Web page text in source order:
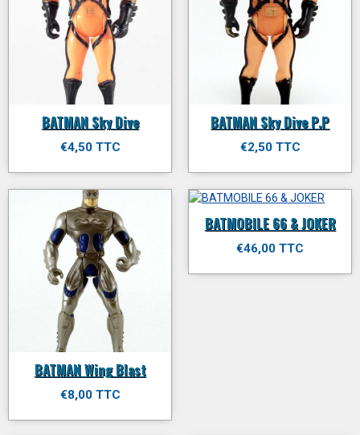
BATMAN Sky Dive
€4,50 TTC
BATMAN Sky Dive P.P
€2,50 TTC
BATMAN Wing Blast
€8,00 TTC
BATMOBILE 66 & JOKER
€46,00 TTC